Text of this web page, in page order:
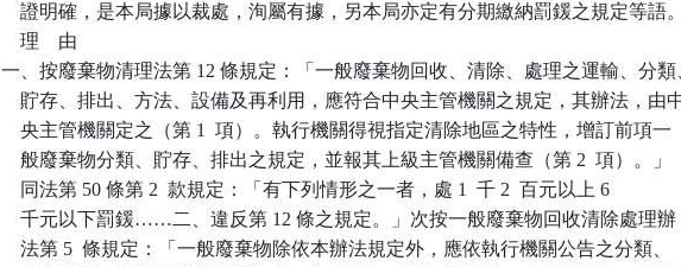
    證明確，是本局據以裁處，洵屬有據，另本局亦定有分期繳納罰鍰之規定等語。
    理    由
一、按廢棄物清理法第 12 條規定：「一般廢棄物回收、清除、處理之運輸、分類
貯存、排出、方法、設備及再利用，應符合中央主管機關之規定，其辦法，由
    央主管機關定之（第 1  項）。執行機關得視指定清除地區之特性，增訂前項一
    般廢棄物分類、貯存、排出之規定，並報其上級主管機關備查（第 2  項）。」
    同法第 50 條第 2  款規定：「有下列情形之一者，處 1  千 2  百元以上 6
    千元以下罰鍰……二、違反第 12 條之規定。」次按一般廢棄物回收清除處理辦
    法第 5  條規定：「一般廢棄物除依本辦法規定外，應依執行機關公告之分類、